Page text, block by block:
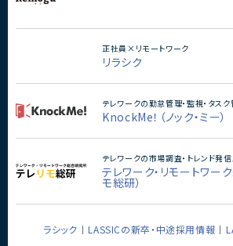
正社員×リモートワーク
リラシク
テレワークの勤怠管理・監視・タス
KnockMe！（ノック・ミー）
テレワークの市場調査・トレンド発
テレワーク・リモートワー
モ総研）
ラシック LASSICの新卒・中途採用情報